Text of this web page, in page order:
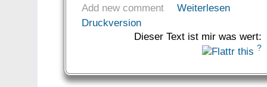
Add new comment
Weiterlesen
Druckversion
Dieser Text ist mir was wert:
?